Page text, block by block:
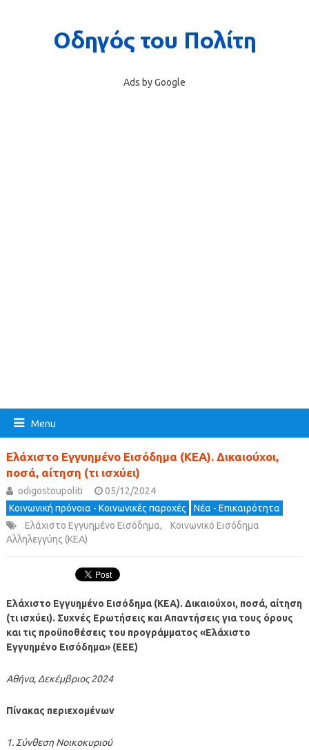
Ads by Google
Menu
Ελάχιστο Εγγυημένο Εισόδημα (ΚΕΑ). Δικαιούχοι,
ποσά, αίτηση (τι ισχύει)
odigostoupoliti
05/12/2024
Κοινωνική πρόνοια - Κοινωνικές παροχές
Νέα - Επικαιρότητα
Ελάχιστο Εγγυημένο Εισόδημα,
Κοινωνικό Εισόδημα
Αλληλεγγύης (ΚΕΑ)
Ελάχιστο Εγγυημένο Εισόδημα (ΚΕΑ). Δικαιούχοι, ποσά, αίτηση
(τι ισχύει). Συχνές Ερωτήσεις και Απαντήσεις για τους όρους
και τις προϋποθέσεις του προγράμματος «Ελάχιστο
Εγγυημένο Εισόδημα» (ΕΕΕ)
Αθήνα, Δεκέμβριος 2024
Πίνακας περιεχομένων
1. Σύνθεση Νοικοκυριού